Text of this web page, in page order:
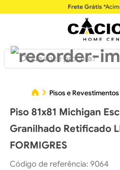
Frete Grátis
O que você procura?
Pisos e Revestimentos
Piso 81x81 Michigan
Granilhado Retificado
FORMIGRES
Código de referência: 9064